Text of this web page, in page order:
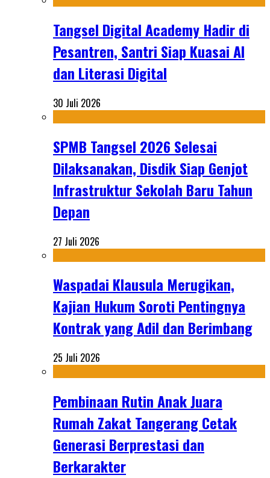
Tangsel Digital Academy Hadir di
Pesantren, Santri Siap Kuasai AI
dan Literasi Digital
30 Juli 2026
SPMB Tangsel 2026 Selesai
Dilaksanakan, Disdik Siap Genjot
Infrastruktur Sekolah Baru Tahun
Depan
27 Juli 2026
Waspadai Klausula Merugikan,
Kajian Hukum Soroti Pentingnya
Kontrak yang Adil dan Berimbang
25 Juli 2026
Pembinaan Rutin Anak Juara
Rumah Zakat Tangerang Cetak
Generasi Berprestasi dan
Berkarakter